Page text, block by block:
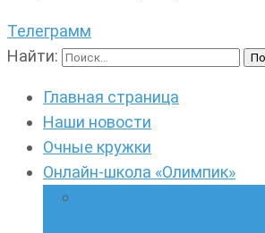
Телеграмм
Найти:
Главная страница
Наши новости
Очные кружки
Онлайн-школа «Олимпик»